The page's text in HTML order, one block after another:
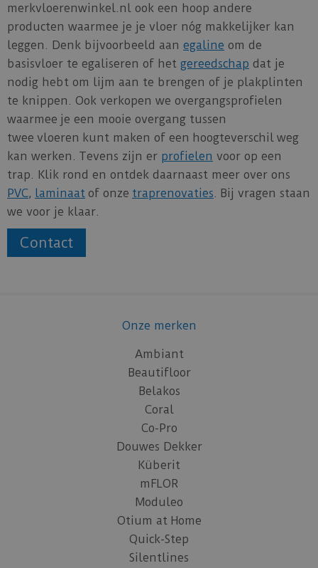
merkvloerenwinkel.nl ook een hoop andere
producten waarmee je je vloer nóg makkelijker kan
leggen. Denk bijvoorbeeld aan egaline om de
basisvloer te egaliseren of het gereedschap dat je
nodig hebt om lijm aan te brengen of je plakplinten
te knippen. Ook verkopen we overgangsprofielen
waarmee je een mooie overgang tussen
twee vloeren kunt maken of een hoogteverschil weg
kan werken. Tevens zijn er profielen voor op een
trap. Klik rond en ontdek daarnaast meer over ons
PVC, laminaat of onze traprenovaties. Bij vragen staan
we voor je klaar.
Contact
Onze merken
Ambiant
Beautifloor
Belakos
Coral
Co-Pro
Douwes Dekker
Küberit
mFLOR
Moduleo
Otium at Home
Quick-Step
Silentlines